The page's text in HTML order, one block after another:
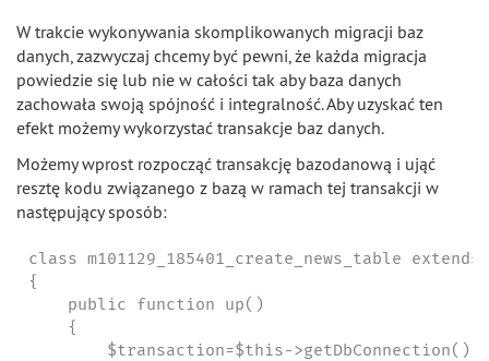
W trakcie wykonywania skomplikowanych migracji baz
danych, zazwyczaj chcemy być pewni, że każda migracja
powiedzie się lub nie w całości tak aby baza danych
zachowała swoją spójność i integralność. Aby uzyskać ten
efekt możemy wykorzystać transakcje baz danych.
Możemy wprost rozpocząć transakcję bazodanową i ująć
resztę kodu związanego z bazą w ramach tej transakcji w
następujący sposób:
class m101129_185401_create_news_table
{
    public function up()
    {
$transaction=$this->getDbConnection()-